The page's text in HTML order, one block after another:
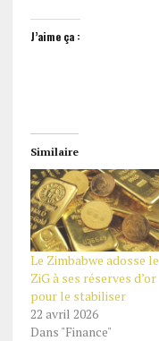
J’aime ça :
Similaire
Le Zimbabwe adosse le
ZiG à ses réserves d’or
pour le stabiliser
22 avril 2026
Dans "Finance"